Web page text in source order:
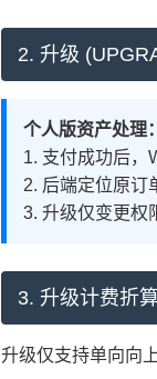
2. 升级
个人版资产处理：
1. 支付成功后，
2. 后端定位原订
3. 升级仅变更权
3. 升级计费折
升级仅支持单向向